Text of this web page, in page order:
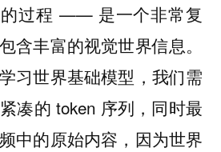
的过程 —— 是一个非常复
含丰富的视觉世界信息。
习世界基础模型，我们需
凑的 token 序列，同时最
中的原始内容，因为世界